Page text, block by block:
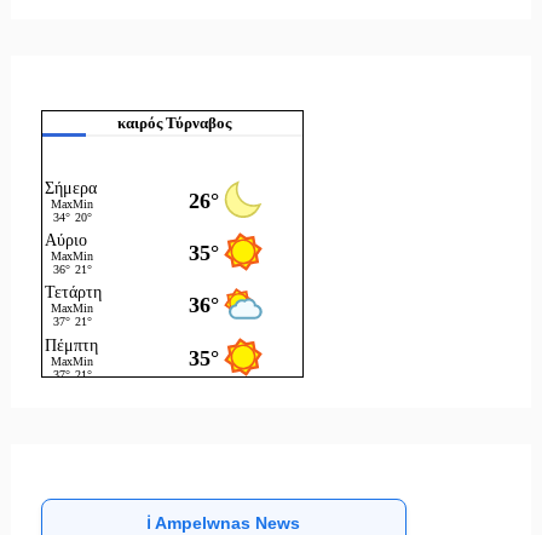
καιρός Τύρναβος
ℹ️ Ampelwnas News